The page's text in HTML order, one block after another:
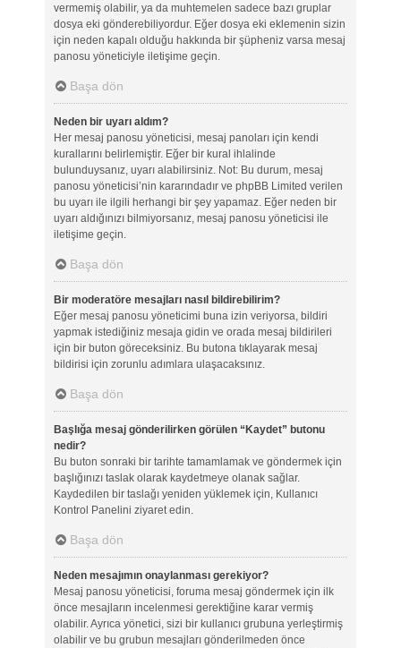
vermemiş olabilir, ya da muhtemelen sadece bazı gruplar
dosya eki gönderebiliyordur. Eğer dosya eki eklemenin sizin
için neden kapalı olduğu hakkında bir şüpheniz varsa mesaj
panosu yöneticiyle iletişime geçin.
Başa dön
Neden bir uyarı aldım?
Her mesaj panosu yöneticisi, mesaj panoları için kendi
kurallarını belirlemiştir. Eğer bir kural ihlalinde
bulunduysanız, uyarı alabilirsiniz. Not: Bu durum, mesaj
panosu yöneticisi’nin kararındadır ve phpBB Limited verilen
bu uyarı ile ilgili herhangi bir şey yapamaz. Eğer neden bir
uyarı aldığınızı bilmiyorsanız, mesaj panosu yöneticisi ile
iletişime geçin.
Başa dön
Bir moderatöre mesajları nasıl bildirebilirim?
Eğer mesaj panosu yöneticimi buna izin veriyorsa, bildiri
yapmak istediğiniz mesaja gidin ve orada mesaj bildirileri
için bir buton göreceksiniz. Bu butona tıklayarak mesaj
bildirisi için zorunlu adımlara ulaşacaksınız.
Başa dön
Başlığa mesaj gönderilirken görülen “Kaydet” butonu
nedir?
Bu buton sonraki bir tarihte tamamlamak ve göndermek için
başlığınızı taslak olarak kaydetmeye olanak sağlar.
Kaydedilen bir taslağı yeniden yüklemek için, Kullanıcı
Kontrol Panelini ziyaret edin.
Başa dön
Neden mesajımın onaylanması gerekiyor?
Mesaj panosu yöneticisi, foruma mesaj göndermek için ilk
önce mesajların incelenmesi gerektiğine karar vermiş
olabilir. Ayrıca yönetici, sizi bir kullanıcı grubuna yerleştirmiş
olabilir ve bu grubun mesajları gönderilmeden önce